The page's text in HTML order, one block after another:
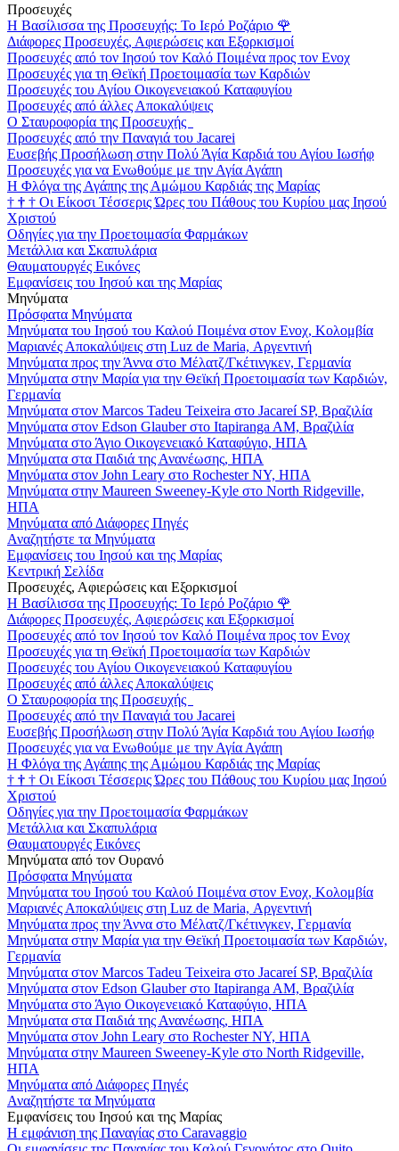
Προσευχές
Η Βασίλισσα της Προσευχής: Το Ιερό Ροζάριο 🌹
Διάφορες Προσευχές, Αφιερώσεις και Εξορκισμοί
Προσευχές από τον Ιησού τον Καλό Ποιμένα προς τον Ενοχ
Προσευχές για τη Θεϊκή Προετοιμασία των Καρδιών
Προσευχές του Αγίου Οικογενειακού Καταφυγίου
Προσευχές από άλλες Αποκαλύψεις
Ο Σταυροφορία της Προσευχής
Προσευχές από την Παναγιά του Jacarei
Ευσεβής Προσήλωση στην Πολύ Άγία Καρδιά του Αγίου Ιωσήφ
Προσευχές για να Ενωθούμε με την Αγία Αγάπη
Η Φλόγα της Αγάπης της Αμώμου Καρδιάς της Μαρίας
† † † Οι Είκοσι Τέσσερις Ώρες του Πάθους του Κυρίου μας Ιησού
Χριστού
Οδηγίες για την Προετοιμασία Φαρμάκων
Μετάλλια και Σκαπυλάρια
Θαυματουργές Εικόνες
Εμφανίσεις του Ιησού και της Μαρίας
Μηνύματα
Πρόσφατα Μηνύματα
Μηνύματα του Ιησού του Καλού Ποιμένα στον Ενοχ, Κολομβία
Μαριανές Αποκαλύψεις στη Luz de Maria, Αργεντινή
Μηνύματα προς την Άννα στο Μέλατζ/Γκέτινγκεν, Γερμανία
Μηνύματα στην Μαρία για την Θεϊκή Προετοιμασία των Καρδιών,
Γερμανία
Μηνύματα στον Marcos Tadeu Teixeira στο Jacareí SP, Βραζιλία
Μηνύματα στον Edson Glauber στο Itapiranga AM, Βραζιλία
Μηνύματα στο Άγιο Οικογενειακό Καταφύγιο, ΗΠΑ
Μηνύματα στα Παιδιά της Ανανέωσης, ΗΠΑ
Μηνύματα στον John Leary στο Rochester NY, ΗΠΑ
Μηνύματα στην Maureen Sweeney-Kyle στο North Ridgeville,
ΗΠΑ
Μηνύματα από Διάφορες Πηγές
Αναζητήστε τα Μηνύματα
Εμφανίσεις του Ιησού και της Μαρίας
Κεντρική Σελίδα
Προσευχές, Αφιερώσεις και Εξορκισμοί
Η Βασίλισσα της Προσευχής: Το Ιερό Ροζάριο 🌹
Διάφορες Προσευχές, Αφιερώσεις και Εξορκισμοί
Προσευχές από τον Ιησού τον Καλό Ποιμένα προς τον Ενοχ
Προσευχές για τη Θεϊκή Προετοιμασία των Καρδιών
Προσευχές του Αγίου Οικογενειακού Καταφυγίου
Προσευχές από άλλες Αποκαλύψεις
Ο Σταυροφορία της Προσευχής
Προσευχές από την Παναγιά του Jacarei
Ευσεβής Προσήλωση στην Πολύ Άγία Καρδιά του Αγίου Ιωσήφ
Προσευχές για να Ενωθούμε με την Αγία Αγάπη
Η Φλόγα της Αγάπης της Αμώμου Καρδιάς της Μαρίας
† † † Οι Είκοσι Τέσσερις Ώρες του Πάθους του Κυρίου μας Ιησού
Χριστού
Οδηγίες για την Προετοιμασία Φαρμάκων
Μετάλλια και Σκαπυλάρια
Θαυματουργές Εικόνες
Μηνύματα από τον Ουρανό
Πρόσφατα Μηνύματα
Μηνύματα του Ιησού του Καλού Ποιμένα στον Ενοχ, Κολομβία
Μαριανές Αποκαλύψεις στη Luz de Maria, Αργεντινή
Μηνύματα προς την Άννα στο Μέλατζ/Γκέτινγκεν, Γερμανία
Μηνύματα στην Μαρία για την Θεϊκή Προετοιμασία των Καρδιών,
Γερμανία
Μηνύματα στον Marcos Tadeu Teixeira στο Jacareí SP, Βραζιλία
Μηνύματα στον Edson Glauber στο Itapiranga AM, Βραζιλία
Μηνύματα στο Άγιο Οικογενειακό Καταφύγιο, ΗΠΑ
Μηνύματα στα Παιδιά της Ανανέωσης, ΗΠΑ
Μηνύματα στον John Leary στο Rochester NY, ΗΠΑ
Μηνύματα στην Maureen Sweeney-Kyle στο North Ridgeville,
ΗΠΑ
Μηνύματα από Διάφορες Πηγές
Αναζητήστε τα Μηνύματα
Εμφανίσεις του Ιησού και της Μαρίας
Η εμφάνιση της Παναγίας στο Caravaggio